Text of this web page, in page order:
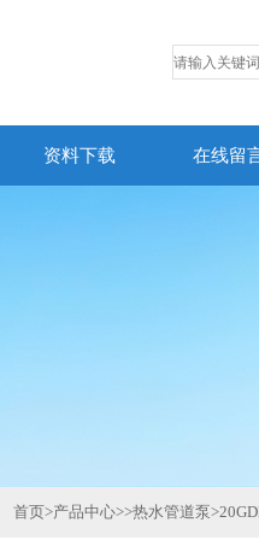
资料下载 在线留
首页>产品中心>>热水管道泵>